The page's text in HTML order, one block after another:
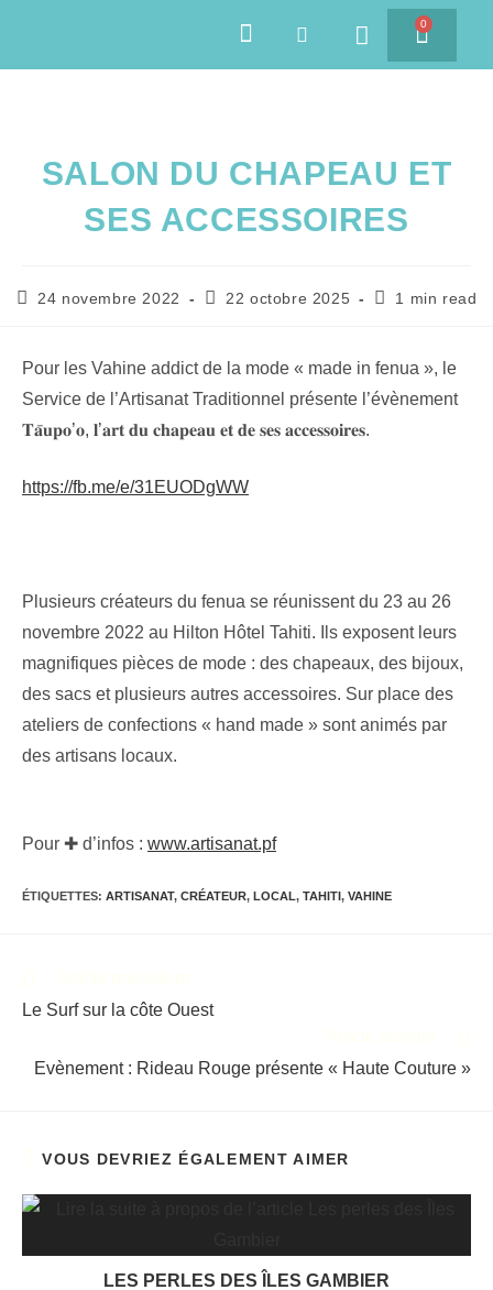
0
SALON DU CHAPEAU ET
SES ACCESSOIRES
24 novembre 2022 22 octobre 2025 1 min read
Pour les Vahine addict de la mode « made in fenua », le
Service de l’Artisanat Traditionnel présente l’évènement
𝐓𝐚̄𝐮𝐩𝐨’𝐨, 𝐥’𝐚𝐫𝐭 𝐝𝐮 𝐜𝐡𝐚𝐩𝐞𝐚𝐮 𝐞𝐭 𝐝𝐞 𝐬𝐞𝐬 𝐚𝐜𝐜𝐞𝐬𝐬𝐨𝐢𝐫𝐞𝐬.
https://fb.me/e/31EUODgWW
Plusieurs créateurs du fenua se réunissent du 23 au 26
novembre 2022 au Hilton Hôtel Tahiti. Ils exposent leurs
magnifiques pièces de mode : des chapeaux, des bijoux,
des sacs et plusieurs autres accessoires. Sur place des
ateliers de confections « hand made » sont animés par
des artisans locaux.
Pour ✚ d’infos : www.artisanat.pf
ÉTIQUETTES: ARTISANAT, CRÉATEUR, LOCAL, TAHITI, VAHINE
Le Surf sur la côte Ouest
Evènement : Rideau Rouge présente « Haute Couture »
VOUS DEVRIEZ ÉGALEMENT AIMER
LES PERLES DES ÎLES GAMBIER